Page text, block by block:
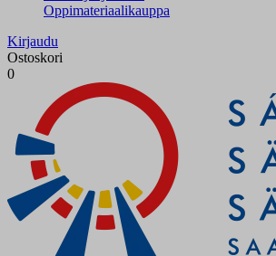
Oppimateriaalikauppa
Kirjaudu
Ostoskori
0